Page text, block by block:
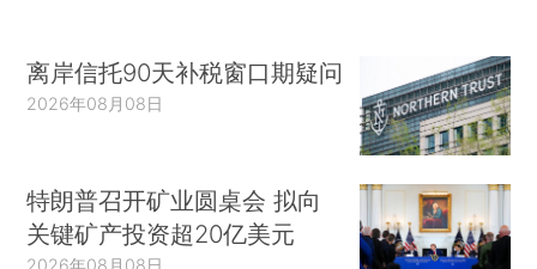
离岸信托90天补税窗口期疑问
2026年08月08日
特朗普召开矿业圆桌会 拟向
关键矿产投资超20亿美元
2026年08月08日